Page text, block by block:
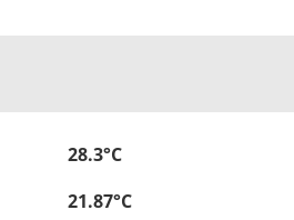
28.3°C
21.87°C